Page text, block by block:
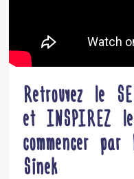
Retrouvez le
et INSPIREZ
commencer par
Sinek